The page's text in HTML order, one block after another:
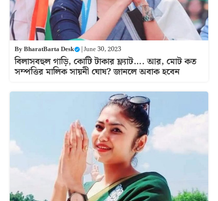
ByBharatBarta Desk |June 30, 2023
বিলাসবহুল গাড়ি, কোটি টাকার ফ্ল্যাট…. আর, মোট কত
সম্পত্তির মালিক সায়নী ঘোষ? জানলে অবাক হবেন